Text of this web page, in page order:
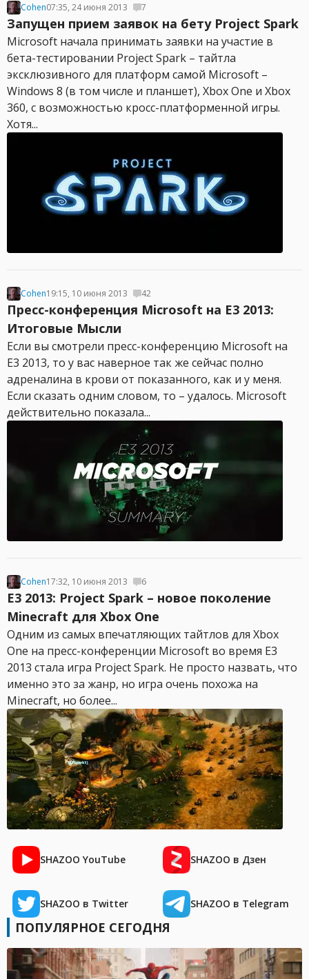
Cohen07:35, 24 июня 2013 7
Запущен прием заявок на бету Project Spark
Microsoft начала принимать заявки на участие в
бета-тестировании Project Spark – тайтла
эксклюзивного для платформ самой Microsoft –
Windows 8 (в том числе и планшет), Xbox One и Xbox
360, с возможностью кросс-платформенной игры.
Хотя...
Cohen19:15, 10 июня 2013 42
Пресс-конференция Microsoft на E3 2013:
Итоговые Мысли
Если вы смотрели пресс-конференцию Microsoft на
E3 2013, то у вас наверное так же сейчас полно
адреналина в крови от показанного, как и у меня.
Если сказать одним словом, то – удалось. Microsoft
действительно показала...
Cohen17:32, 10 июня 2013 6
E3 2013: Project Spark – новое поколение
Minecraft для Xbox One
Одним из самых впечатляющих тайтлов для Xbox
One на пресс-конференции Microsoft во время E3
2013 стала игра Project Spark. Не просто назвать, что
именно это за жанр, но игра очень похожа на
Minecraft, но более...
SHAZOO YouTube SHAZOO в Дзен
SHAZOO в Twitter SHAZOO в Telegram
ПОПУЛЯРНОЕ СЕГОДНЯ